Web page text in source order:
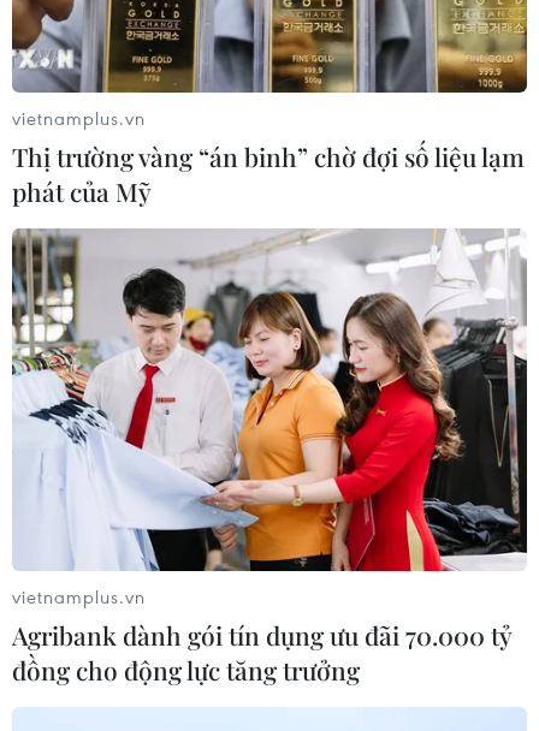
ngoại giao cho khủng hoảng Ukraine
18/02/2022 23:34
Tổng Thư ký Liên hợp quốc António Guterres đã kêu gọi
các bên liên quan cuộc xung đột ở Ukraine có biện
pháp giảm leo thang, trong đó nhấn mạnh giải pháp
ngoại giao cho căng thẳng hiện nay.
OSCE: Số vụ vi phạm lệnh ngừng bắn tăng
mạnh ở miền Đông Ukraine
vietnamplus.vn
Thị trường vàng “án binh” chờ đợi số liệu lạm
phát của Mỹ
vietnamplus.vn
Agribank dành gói tín dụng ưu đãi 70.000 tỷ
đồng cho động lực tăng trưởng